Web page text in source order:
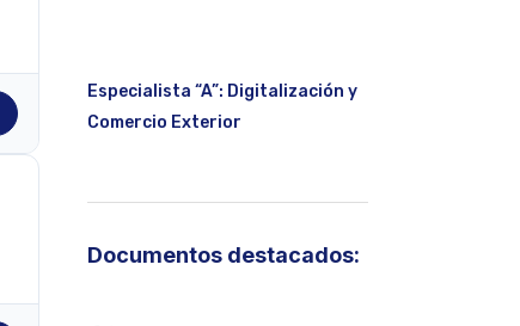
Especialista “A”: Digitalización y
Comercio Exterior
Documentos destacados: